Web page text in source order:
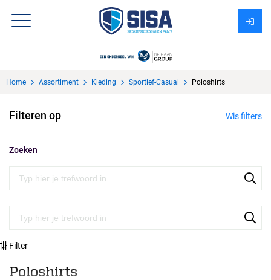
Over Sisa
KMS
Uitzendbureau?
Home Assortiment Kleding Sportief-Casual Poloshirts
Filteren op Wis filters
Zoeken
Filter
Poloshirts